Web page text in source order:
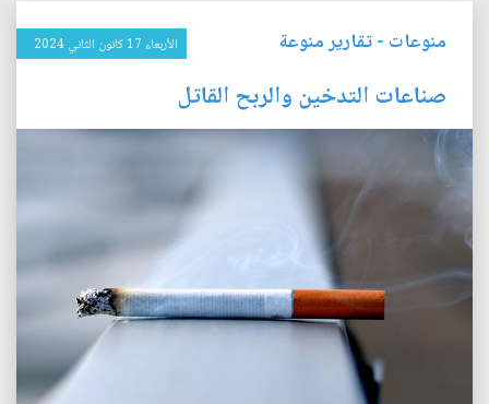
منوعات -تقارير منوعة الأربعاء 17 كانون الثاني 2024
صناعات التدخين والربح القاتل